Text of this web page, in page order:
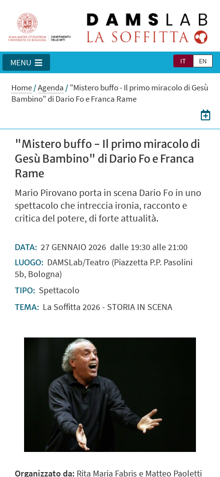
IT EN
MENU
Home/Agenda /"Mistero buffo - Il primo miracolo di Gesù
Bambino" di Dario Fo e Franca Rame
"Mistero buffo - Il primo miracolo di
Gesù Bambino" di Dario Fo e Franca
Rame
Mario Pirovano porta in scena Dario Fo in uno
spettacolo che intreccia ironia, racconto e
critica del potere, di forte attualità.
DATA: 27GENNAIO 2026dalle 19:30 alle 21:00
LUOGO: DAMSLab/Teatro (Piazzetta P.P. Pasolini
5b, Bologna)
TIPO: Spettacolo
TEMA: La Soffitta 2026 - STORIA IN SCENA
Organizzato da: Rita Maria Fabris e Matteo Paoletti